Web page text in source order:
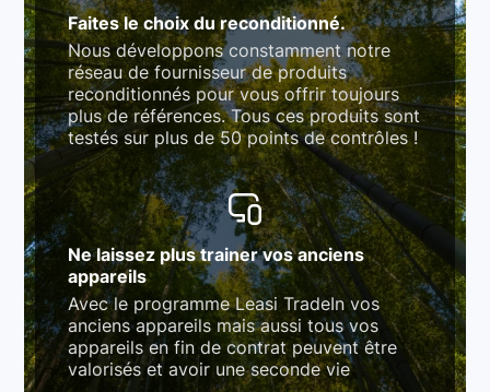
Faites le choix du reconditionné.
Nous développons constamment notre
réseau de fournisseur de produits
reconditionnés pour vous offrir toujours
plus de références. Tous ces produits sont
testés sur plus de 50 points de contrôles !
Ne laissez plus trainer vos anciens
appareils
Avec le programme Leasi TradeIn vos
anciens appareils mais aussi tous vos
appareils en fin de contrat peuvent être
valorisés et avoir une seconde vie